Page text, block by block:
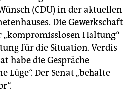
(CDU) in der aktuellen
Die Gewerkschaft
Haltung“
für die Situation. Verdis
habe die Gespräche
Lüge“. Der Senat „behalte